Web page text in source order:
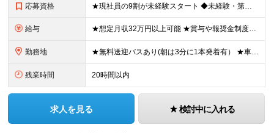
応募資格 ★現社員の9割が未経験スタート ◆未経験・第二新卒歓迎 ◆学歴不問！経験不問！資格不問！ ≪こんな方にピッタリ≫ □ 飛行機が好き、興味がある方 □ マニュアルがある環境でコツコツ作業したい方
給与 ★想定月収32万円以上可能 ★賞与や報奨金制度などモチベーション高く働ける制度がそろっています 月給25万円～+残業代全額支給＋各種手当+賞与年2回 ※試用期間2ヶ月あり（給与・待遇に差異はありませ
勤務地 ★無料送迎バスあり(朝は3分に1本発着有） ★車・バイク・自転車通勤OK 神奈川県横須賀市夏島町19番地 ※自動車・バイク通勤に関しては駐車場の空き状況による (変更の範囲)上記を除く当社関連勤
残業時間 20時間以内
求人を見る 検討中に入れる